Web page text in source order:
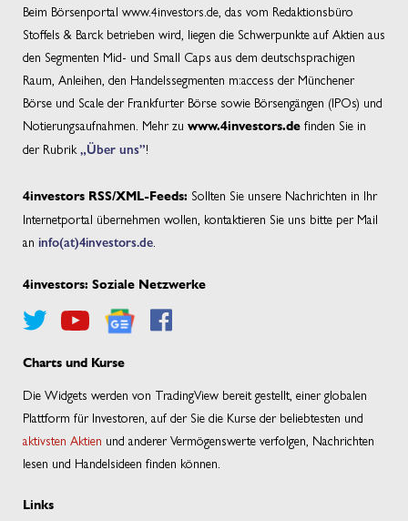
Beim Börsenportal www.4investors.de, das vom Redaktionsbüro
Stoffels & Barck betrieben wird, liegen die Schwerpunkte auf Aktien aus
den Segmenten Mid- und Small Caps aus dem deutschsprachigen
Raum, Anleihen, den Handelssegmenten m:access der Münchener
Börse und Scale der Frankfurter Börse sowie Börsengängen (IPOs) und
Notierungsaufnahmen. Mehr zu www.4investors.de finden Sie in
der Rubrik „Über uns”!
4investors RSS/XML-Feeds: Sollten Sie unsere Nachrichten in Ihr
Internetportal übernehmen wollen, kontaktieren Sie uns bitte per Mail
an info(at)4investors.de
4investors: Soziale Netzwerke
Charts und Kurse
Die Widgets werden von TradingView bereit gestellt, einer globalen
Plattform für Investoren, auf der Sie die Kurse der beliebtesten und
aktivsten Aktien und anderer Vermögenswerte verfolgen, Nachrichten
lesen und Handelsideen finden können.
Links